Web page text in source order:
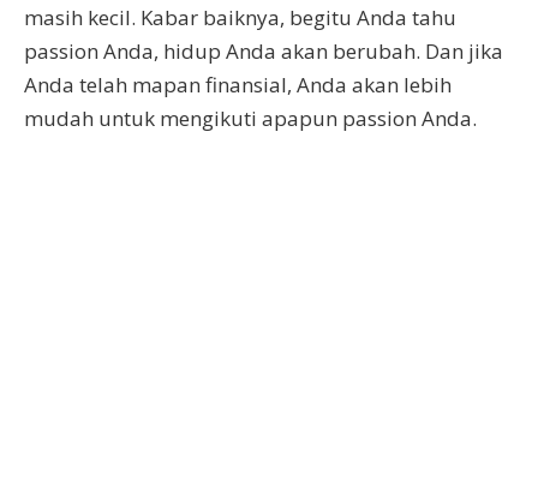
masih kecil. Kabar baiknya, begitu Anda tahu
passion Anda, hidup Anda akan berubah. Dan jika
Anda telah mapan finansial, Anda akan lebih
mudah untuk mengikuti apapun passion Anda.